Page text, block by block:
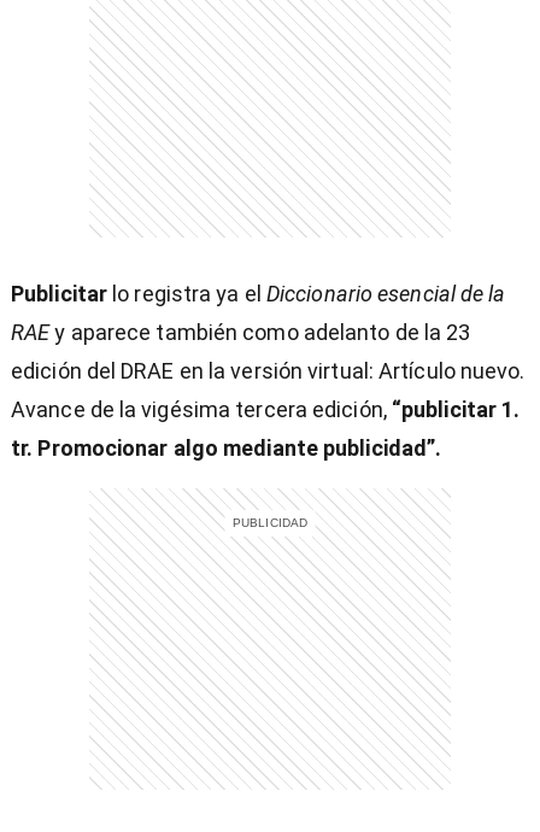
Publicitar lo registra ya el Diccionario esencial de la
RAEy aparece también como adelanto de la 23
edición del DRAE en la versión virtual: Artículo nuevo.
Avance de la vigésima tercera edición, “publicitar 1.
tr. Promocionar algo mediante publicidad”.